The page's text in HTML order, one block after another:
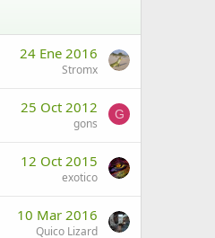
24 Ene 2016
Stromx
25 Oct 2012
gons
G
12 Oct 2015
exotico
10 Mar 2016
Quico Lizard